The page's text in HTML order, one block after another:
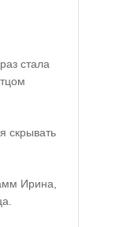
стала
скрывать
Ирина,